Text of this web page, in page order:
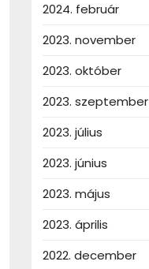
2024. február
2023. november
2023. október
2023. szeptember
2023. július
2023. június
2023. május
2023. április
2022. december